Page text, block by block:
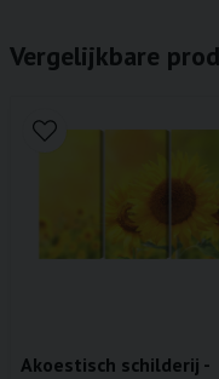
Vergelijkbare
Akoestisch schilderij -